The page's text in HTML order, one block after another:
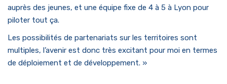
auprès des jeunes, et une équipe fixe de 4 à 5 à Lyon pour
piloter tout ça.
Les possibilités de partenariats sur les territoires sont
multiples, l’avenir est donc très excitant pour moi en termes
de déploiement et de développement. »